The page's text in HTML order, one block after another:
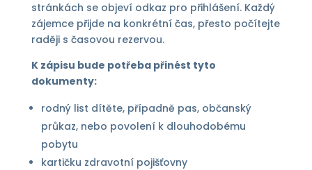
stránkách se objeví odkaz pro přihlášení. Každý
zájemce přijde na konkrétní čas, přesto počítejte
raději s časovou rezervou.
K zápisu bude potřeba přinést tyto
dokumenty:
rodný list dítěte, případně pas, občanský
průkaz, nebo povolení k dlouhodobému
pobytu
kartičku zdravotní pojišťovny